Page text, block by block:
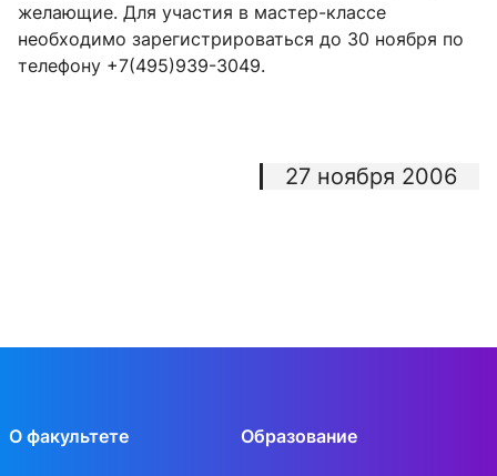
желающие. Для участия в мастер-классе
необходимо зарегистрироваться до 30 ноября по
телефону +7(495)939-3049.
27 ноября 2006
О факультете Образование